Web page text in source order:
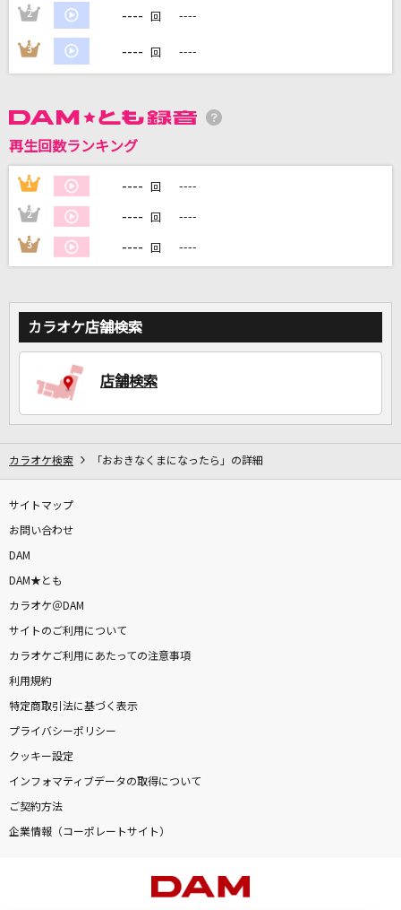
DAMの新曲・ランキングなど
カラオケ最新情報をチェック！
カラオケをもっと楽しもう！
家族や友達と一緒に！練習にも！
2 ---- 回 ----
3 ---- 回 ----
再生回数ランキング
1 ---- 回 ----
2 ---- 回 ----
3 ---- 回 ----
カラオケ店舗検索
店舗検索
カラオケ検索 「おおきなくまになったら」の詳細
サイトマップ
お問い合わせ
DAM
DAM★とも
カラオケ＠DAM
サイトのご利用について
カラオケご利用にあたっての注意事項
利用規約
特定商取引法に基づく表示
プライバシーポリシー
クッキー設定
インフォマティブデータの取得について
ご契約方法
企業情報（コーポレートサイト）